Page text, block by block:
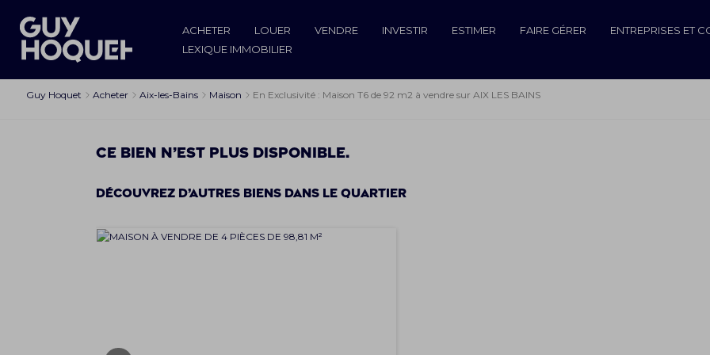
ACHETER LOUER VENDRE INVESTIR ESTIMER FAIRE GÉRER
ENTREPRISES ET
LEXIQUE IMMOBILIER
Guy Hoquet Acheter Aix-les-Bains Maison En Exclusivité : Maison T6 de 92 m2 à vendre sur AIX LES BAINS
Ce bien n’est plus disponible.
Découvrez d’autres biens dans le quartier